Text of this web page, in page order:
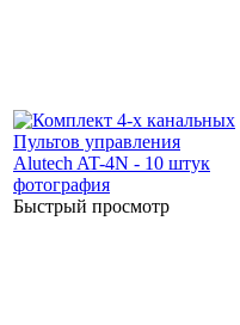
Быстрый просмотр